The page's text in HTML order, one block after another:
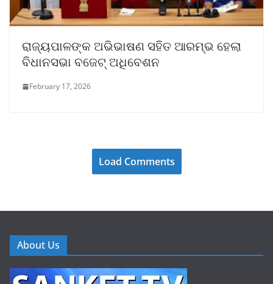
ରାଜ୍ୟପାଳଙ୍କ ଅଭିଭାଷଣ ସହିତ ଆରମ୍ଭ ହେଲା
ବିଧାନସଭା ବଜେଟ୍ ଅଧିବେଶନ
February 17, 2026
Load Comments
About Us